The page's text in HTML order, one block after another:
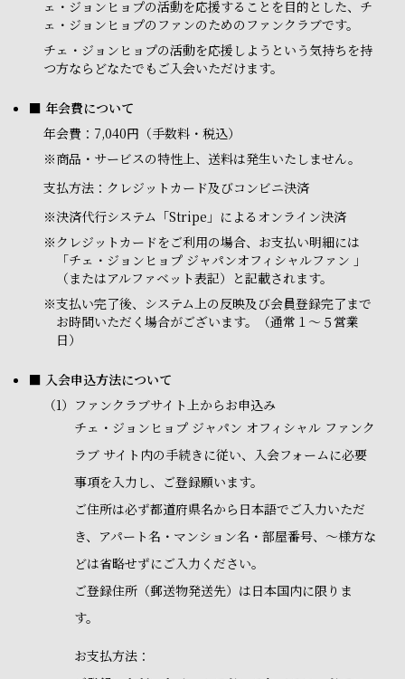
ェ・ジョンヒョプの活動を応援することを目的とした、チ
ェ・ジョンヒョプのファンのためのファンクラブです。
チェ・ジョンヒョプの活動を応援しようという気持ちを持
つ方ならどなたでもご入会いただけます。
■ 年会費について
年会費：7,040円（手数料・税込）
※商品・サービスの特性上、送料は発生いたしません。
支払方法：クレジットカード及びコンビニ決済
※決済代行システム「Stripe」によるオンライン決済
※ クレジットカードをご利用の場合、お支払い明細には
「チェ・ジョンヒョプ ジャパンオフィシャルファン 」
（またはアルファベット表記）と記載されます。
※支払い完了後、システム上の反映及び会員登録完了まで
お時間いただく場合がございます。（通常１～５営業
日）
■ 入会申込方法について
（1） ファンクラブサイト上からお申込み
チェ・ジョンヒョプ ジャパン オフィシャル ファンク
ラブ サイト内の手続きに従い、入会フォームに必要
事項を入力し、ご登録願います。
ご住所は必ず都道府県名から日本語でご入力いただ
き、アパート名・マンション名・部屋番号、～様方な
どは省略せずにご入力ください。
ご登録住所（郵送物発送先）は日本国内に限りま
す。
お支払方法：